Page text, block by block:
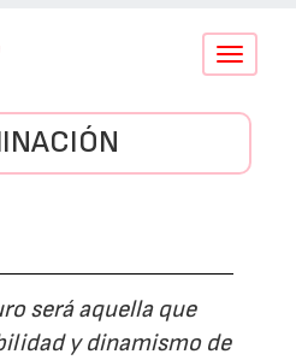
Conmutar
será aquella que
y dinamismo de